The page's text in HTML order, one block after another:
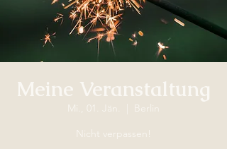
Meine Veranstaltung
Mi., 01. Jän.
Berlin
Nicht verpassen!